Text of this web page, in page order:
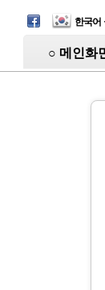
한국어
○ 메인화